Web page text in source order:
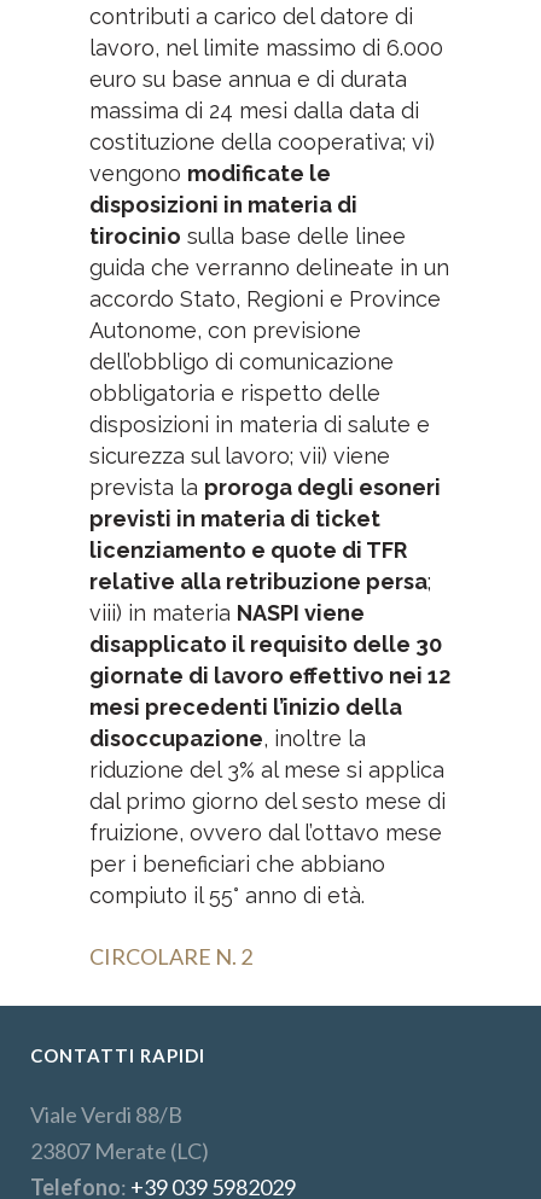
contributi a carico del datore di
lavoro, nel limite massimo di 6.000
euro su base annua e di durata
massima di 24 mesi dalla data di
costituzione della cooperativa; vi)
vengono modificate le
disposizioni in materia di
tirocinio sulla base delle linee
guida che verranno delineate in un
accordo Stato, Regioni e Province
Autonome, con previsione
dell’obbligo di comunicazione
obbligatoria e rispetto delle
disposizioni in materia di salute e
sicurezza sul lavoro; vii) viene
prevista la proroga degli esoneri
previsti in materia di ticket
licenziamento e quote di TFR
relative alla retribuzione persa;
viii) in materia NASPI viene
disapplicato il requisito delle 30
giornate di lavoro effettivo nei 12
mesi precedenti l’inizio della
disoccupazione, inoltre la
riduzione del 3% al mese si applica
dal primo giorno del sesto mese di
fruizione, ovvero dal l’ottavo mese
per i beneficiari che abbiano
compiuto il 55° anno di età.
CIRCOLARE N. 2
CONTATTI RAPIDI
Viale Verdi 88/B
23807 Merate (LC)
Telefono: +39 039 5982029